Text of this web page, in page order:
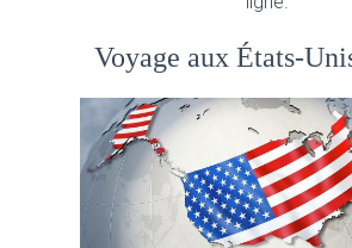
Voyage aux États-